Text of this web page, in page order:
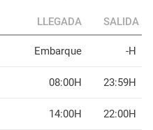
LLEGADA SALIDA
Embarque -H
08:00H 23:59H
14:00H 22:00H